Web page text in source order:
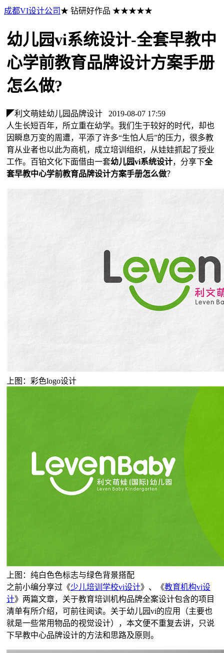
成都VI设计公司 ★ 钻研好作品 ★★★★★
幼儿园vi系统设计-全套早教中
心学前教育品牌设计方案手册
怎么做?
◤利文萌娃幼儿园品牌设计
2019-08-07 17:59
人生长短百年，所立重在幼学。我们生于较好的时代，却也
因瞬息万变的周遭，平添了许多“生怕人后”的压力，很多教
育从业者也以此为商机，成立培训组织，从娃娃抓起了授业
工作。百铂文化下面借由一套幼儿园vi系统设计，分享下全
套早教中心学前教育品牌设计方案手册怎么做？
上图：彩色logo设计
上图：纯白色色标志与绿色背景搭配
之前小编分享过《少儿培训学校vi设计》、《教育机构vi设
计》两篇文章，关于教育培训机构品牌全案设计包含的项目
清单有所介绍，可前往阅读。关于幼儿园vi的应用（主要也
就是一些常用物品的视觉设计），本文便不重复去讲，只说
下早教中心品牌设计的方法和思路及原则。